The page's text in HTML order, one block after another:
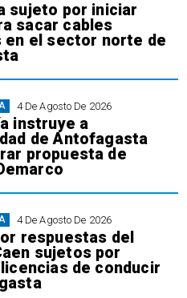
sujeto por iniciar
sacar cables
el sector norte de
4 De Agosto De 2026
instruye a
de Antofagasta
propuesta de
4 De Agosto De 2026
respuestas del
sujetos por
de conducir